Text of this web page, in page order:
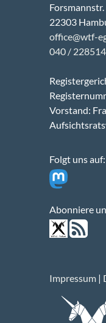
Folgt uns auf:
Abonniere
22303
office@wtf-
040 /
Vorstand:
Impressum |